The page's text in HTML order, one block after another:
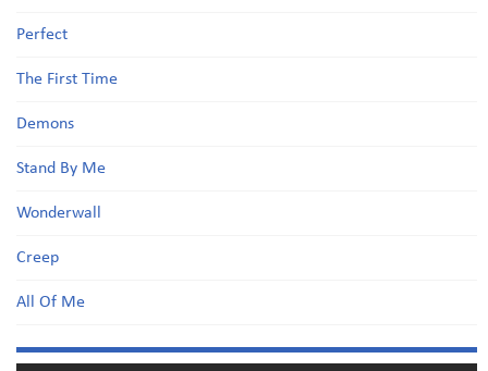
Perfect
The First Time
Demons
Stand By Me
Wonderwall
Creep
All Of Me